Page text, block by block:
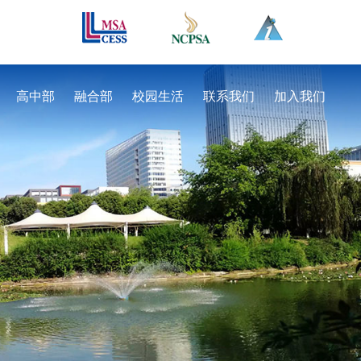
高中部 融合部 校园生活 联系我们 加入我们